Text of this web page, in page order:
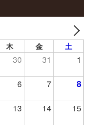
木 金 土
30 31 1
6 7 8
13 14 15